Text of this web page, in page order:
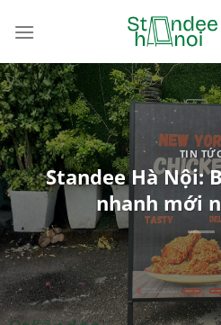
qua
dung
TIN
Standee Hà Nội:
nhanh mới